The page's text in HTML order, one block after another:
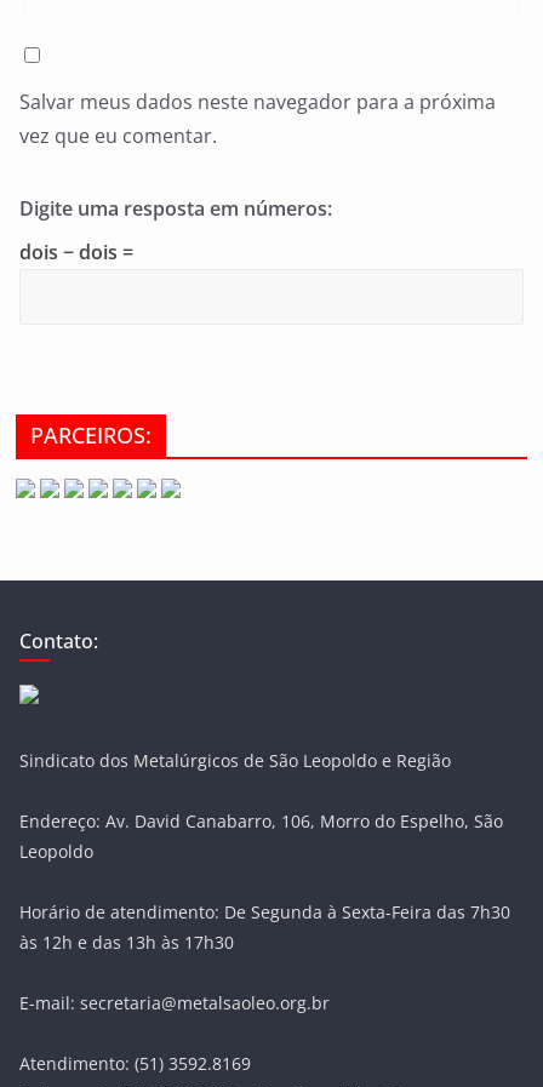
Salvar meus dados neste navegador para a próxima
vez que eu comentar.
Digite uma resposta em números:
dois − dois =
PARCEIROS:
Contato:
Sindicato dos Metalúrgicos de São Leopoldo e Região
Endereço: Av. David Canabarro, 106, Morro do Espelho, São
Leopoldo
Horário de atendimento: De Segunda à Sexta-Feira das 7h30
às 12h e das 13h às 17h30
E-mail: secretaria@metalsaoleo.org.br
Atendimento: (51) 3592.8169